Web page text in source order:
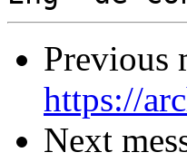
Previous
https://
Next